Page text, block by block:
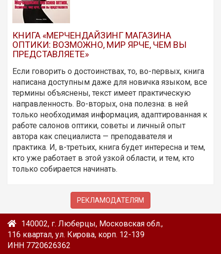
КНИГА «МЕРЧЕНДАЙЗИНГ МАГАЗИНА
ОПТИКИ: ВОЗМОЖНО, МИР ЯРЧЕ, ЧЕМ ВЫ
ПРЕДСТАВЛЯЕТЕ»
Если говорить о достоинствах, то, во-первых, книга
написана доступным даже для новичка языком, все
термины объяснены, текст имеет практическую
направленность. Во-вторых, она полезна: в ней
только необходимая информация, адаптированная к
работе салонов оптики, советы и личный опыт
автора как специалиста — преподавателя и
практика. И, в-третьих, книга будет интересна и тем,
кто уже работает в этой узкой области, и тем, кто
только собирается начинать.
РЕКЛАМОДАТЕЛЯМ
140002, г. Люберцы, Московская обл.,
116 квартал, ул. Кирова, корп. 12-139
ИНН 7720626362